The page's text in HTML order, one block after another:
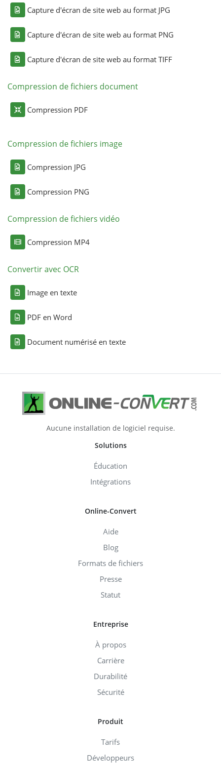
Capture d'écran de site web au format JPG
Capture d'écran de site web au format PNG
Capture d'écran de site web au format TIFF
Compression de fichiers document
Compression PDF
Compression de fichiers image
Compression JPG
Compression PNG
Compression de fichiers vidéo
Compression MP4
Convertir avec OCR
Image en texte
PDF en Word
Document numérisé en texte
Aucune installation de logiciel requise.
Solutions
Éducation
Intégrations
Online-Convert
Aide
Blog
Formats de fichiers
Presse
Statut
Entreprise
À propos
Carrière
Durabilité
Sécurité
Produit
Tarifs
Développeurs